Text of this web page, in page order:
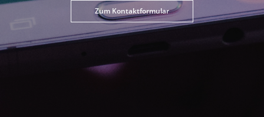
Zum Kontaktformular